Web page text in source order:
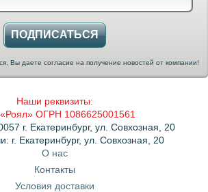
ПОДПИСАТЬСЯ
Вы даете согласие на получение новостей от компании!
Наши реквизиты:
ОГРН 1086625001561
г. Екатеринбург, ул. Совхозная, 20
г. Екатеринбург, ул. Совхозная, 20
О нас
Контакты
Условия доставки